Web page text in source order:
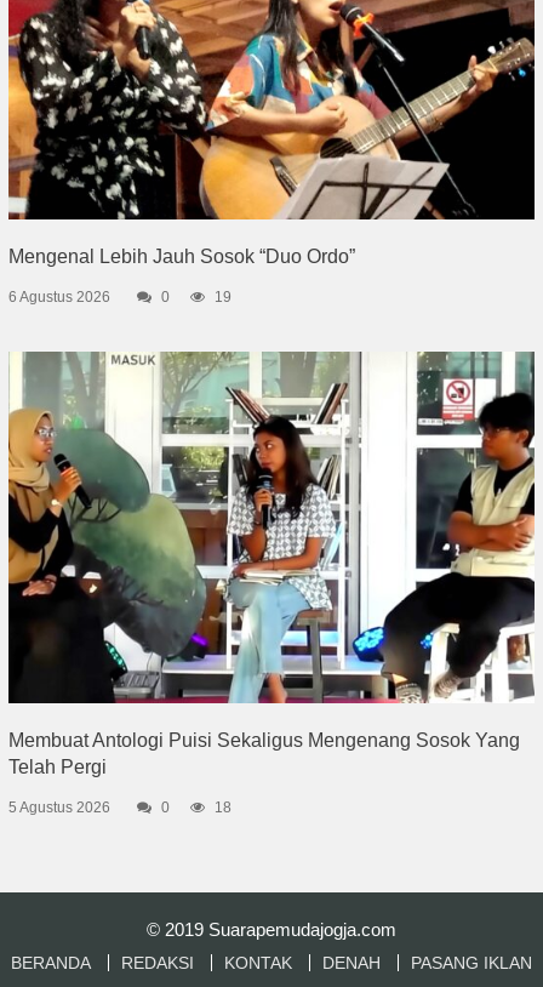
Mengenal Lebih Jauh Sosok “Duo Ordo”
6 Agustus 2026 0 19
Membuat Antologi Puisi Sekaligus Mengenang Sosok Yang
Telah Pergi
5 Agustus 2026 0 18
© 2019 Suarapemudajogja.com
BERANDA REDAKSI KONTAK DENAH PASANG IKLAN